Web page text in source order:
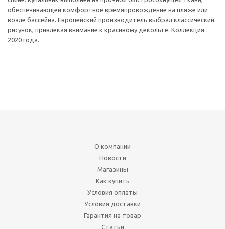
обеспечивающей комфортное времяпровождение на пляже или
возле бассейна. Европейский производитель выбрал классический
рисунок, привлекая внимание к красивому декольте. Коллекция
2020 года.
О компании
Новости
Магазины
Как купить
Условия оплаты
Условия доставки
Гарантия на товар
Статьи